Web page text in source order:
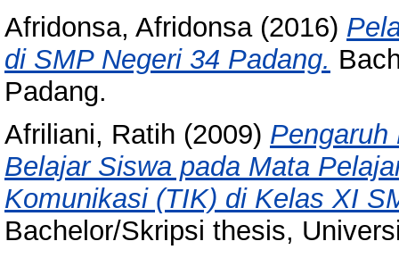
Afridonsa, Afridonsa(2016)
di SMP Negeri 34 Padang.
Padang.
Afriliani, Ratih (2009) Pengaruh
Belajar Siswa pada Mata
Komunikasi (TIK) di Kelas XI
Bachelor/Skripsi thesis,